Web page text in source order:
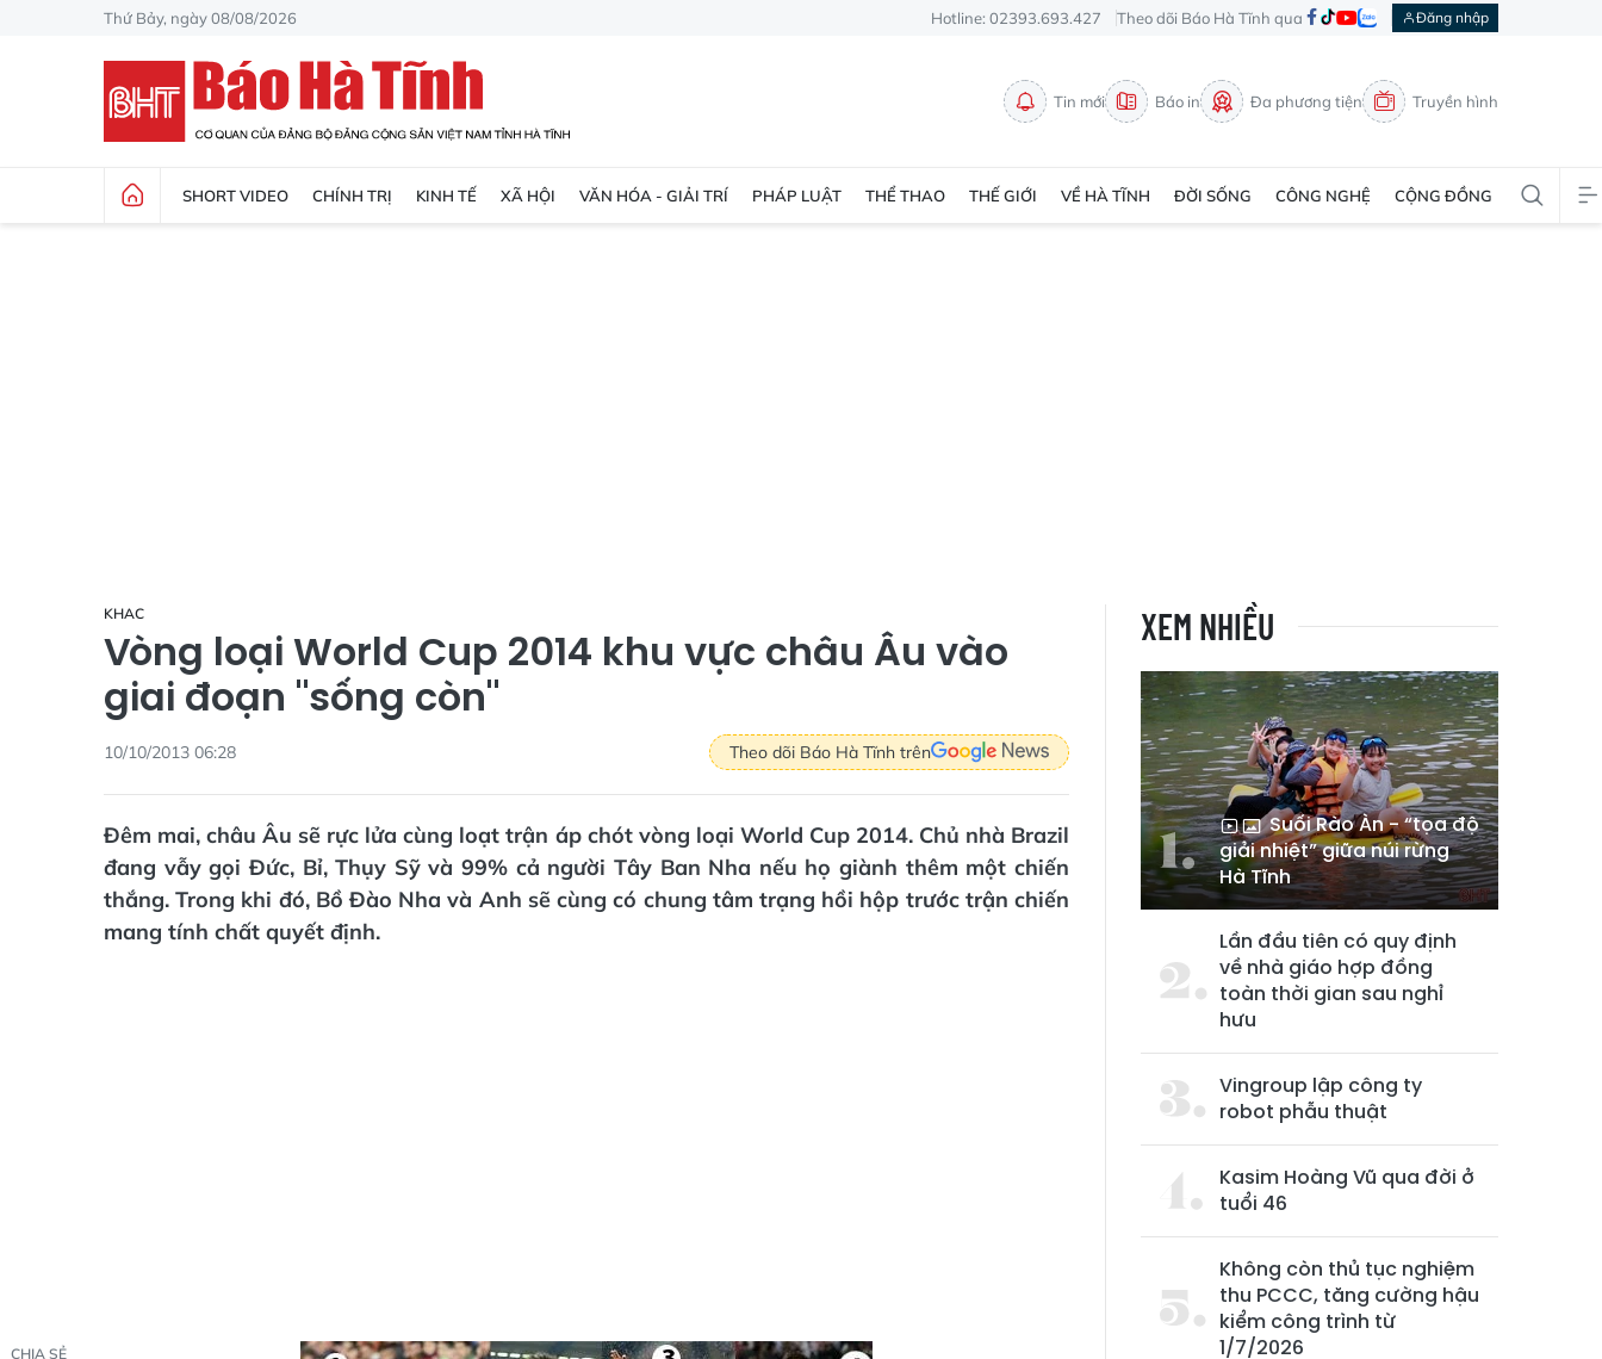
Thứ Bảy, ngày 08/08/2026 Hotline: 02393.693.427 Theo dõi Báo Hà Tĩnh qua Đăng nhập
Tin mới Báo in Đa phương tiện Truyền hình
SHORT VIDEO CHÍNH TRỊ KINH TẾ XÃ HỘI VĂN HÓA - GIẢI TRÍ PHÁP LUẬT THỂ THAO THẾ GIỚI VỀ HÀ TĨNH ĐỜI SỐNG CÔNG NGHỆ CỘNG ĐỒNG
KHAC
Vòng loại World Cup 2014 khu vực châu Âu vào
giai đoạn "sống còn"
10/10/2013 06:28 Theo dõi Báo Hà Tĩnh trên
Đêm mai, châu Âu sẽ rực lửa cùng loạt trận áp chót vòng loại World Cup 2014. Chủ nhà Brazil
đang vẫy gọi Đức, Bỉ, Thụy Sỹ và 99% cả người Tây Ban Nha nếu họ giành thêm một chiến
thắng. Trong khi đó, Bồ Đào Nha và Anh sẽ cùng có chung tâm trạng hồi hộp trước trận chiến
mang tính chất quyết định.
CHIA SẺ
XEM NHIỀU
Suối Rào Àn - “tọa độ
giải nhiệt” giữa núi rừng
Hà Tĩnh
Lần đầu tiên có quy định
về nhà giáo hợp đồng
toàn thời gian sau nghỉ
hưu
Vingroup lập công ty
robot phẫu thuật
Kasim Hoàng Vũ qua đời ở
tuổi 46
Không còn thủ tục nghiệm
thu PCCC, tăng cường hậu
kiểm công trình từ
1/7/2026